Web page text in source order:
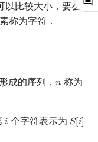
控制语句
C++ 特性
排序
排序
Trick 优化
设计优化
函数
质因数
沃尔什变换
式牛顿迭代
排列
林数
变换
空间
算法
不等式
Tree
最值操作 & 区间历史
羊树
Balanced Tree
久化字典树
套树状数组
公共祖先
启发式合并
连通度
界网络流
图最大权匹配
以比较大小，要么
称为字符．
成的序列， 𝑛
n 称为
𝑖
i 个字符表示为 𝑆[𝑖]
S[i]